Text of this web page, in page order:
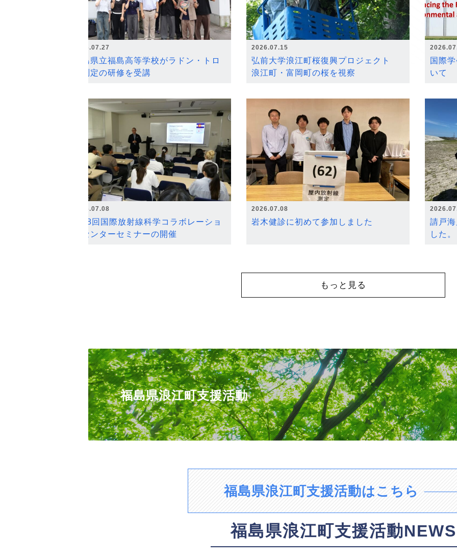
2026.07.27
福島県立福島高等学校がラドン・トロ
ン測定の研修を受講
2026.07.15
弘前大学浪江町桜復興プロジェクト
浪江町・富岡町の桜を視察
国際
いて
2026.07.08
第18回国際放射線科学コラボレーショ
ンセンターセミナーの開催
2026.07.08
岩木健診に初めて参加しました
請戸
した。
もっと見る
福島県浪江町支援活動
福島県浪江町支援活動はこちら
福島県浪江町支援活動NEWS